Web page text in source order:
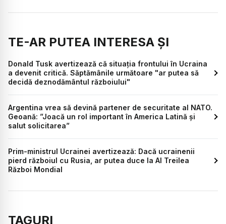
TE-AR PUTEA INTERESA ȘI
Donald Tusk avertizează că situaţia frontului în Ucraina
a devenit critică. Săptămânile următoare "ar putea să
decidă deznodământul războiului"
Argentina vrea să devină partener de securitate al NATO.
Geoană: ”Joacă un rol important în America Latină și
salut solicitarea”
Prim-ministrul Ucrainei avertizează: Dacă ucrainenii
pierd războiul cu Rusia, ar putea duce la Al Treilea
Război Mondial
TAGURI